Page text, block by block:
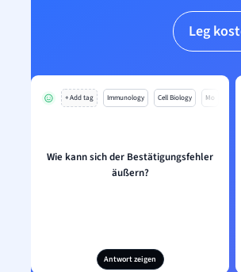
Leg
+ Add tag Immunology Cell Biology Mo
Wie kann sich der Bestätigungsfehler
äußern?
Antwort zeigen